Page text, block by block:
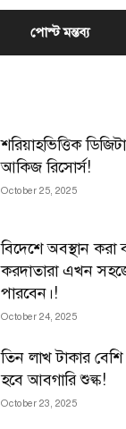
শরিয়াহভিত্তিক
আকিজ রিসোর্স!
October 25, 2025
বিদেশে অবস্থান করা
করদাতারা এখন
পারবেন।!
October 24, 2025
তিন লাখ টাকার
হবে আবগারি শুল্ক!
October 23, 2025